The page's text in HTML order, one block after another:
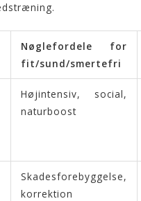
Nøglefordele for
fit/sund/smertefri
Højintensiv, social,
naturboost
Skadesforebyggelse,
korrektion